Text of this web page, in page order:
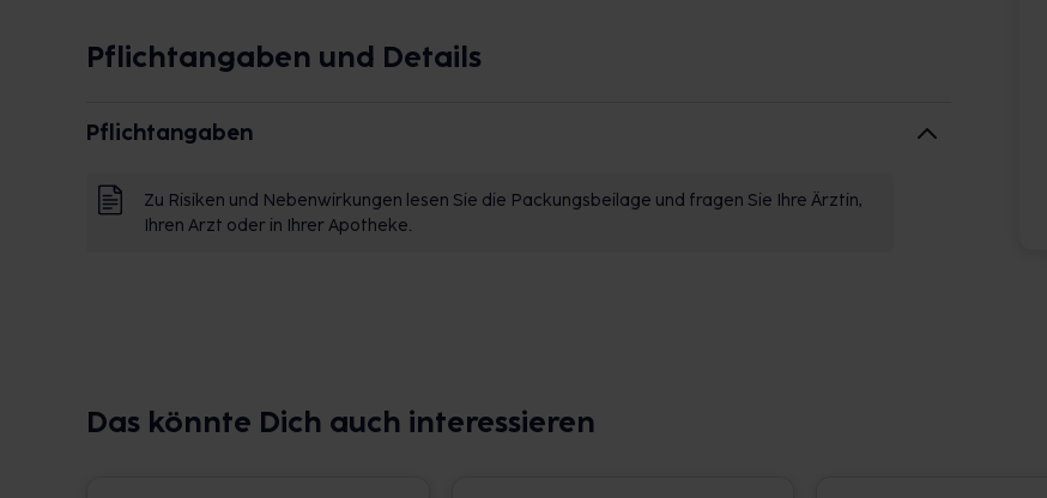
Pflichtangaben und Details
Pflichtangaben
Zu Risiken und Nebenwirkungen lesen Sie die Packungsbeilage und fragen Sie Ihre Ärztin,
Ihren Arzt oder in Ihrer Apotheke.
Das könnte Dich auch interessieren